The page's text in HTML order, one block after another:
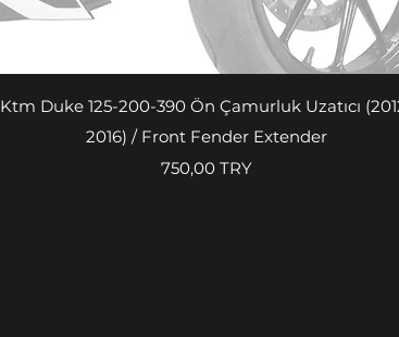
Быстрый просмотр
Ktm Duke 125-200-390 Ön Çamurluk Uzatıcı
2016) / Front Fender Extender
Цена
750,00 TRY